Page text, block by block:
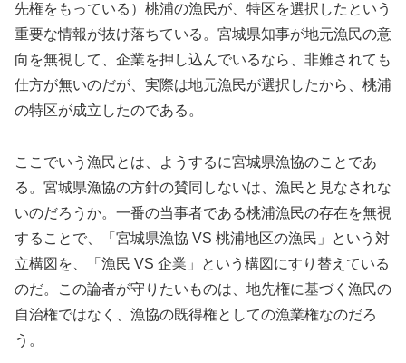
先権をもっている）桃浦の漁民が、特区を選択したという
重要な情報が抜け落ちている。宮城県知事が地元漁民の意
向を無視して、企業を押し込んでいるなら、非難されても
仕方が無いのだが、実際は地元漁民が選択したから、桃浦
の特区が成立したのである。
ここでいう漁民とは、ようするに宮城県漁協のことであ
る。宮城県漁協の方針の賛同しないは、漁民と見なされな
いのだろうか。一番の当事者である桃浦漁民の存在を無視
することで、「宮城県漁協 VS 桃浦地区の漁民」という対
立構図を、「漁民 VS 企業」という構図にすり替えている
のだ。この論者が守りたいものは、地先権に基づく漁民の
自治権ではなく、漁協の既得権としての漁業権なのだろ
う。